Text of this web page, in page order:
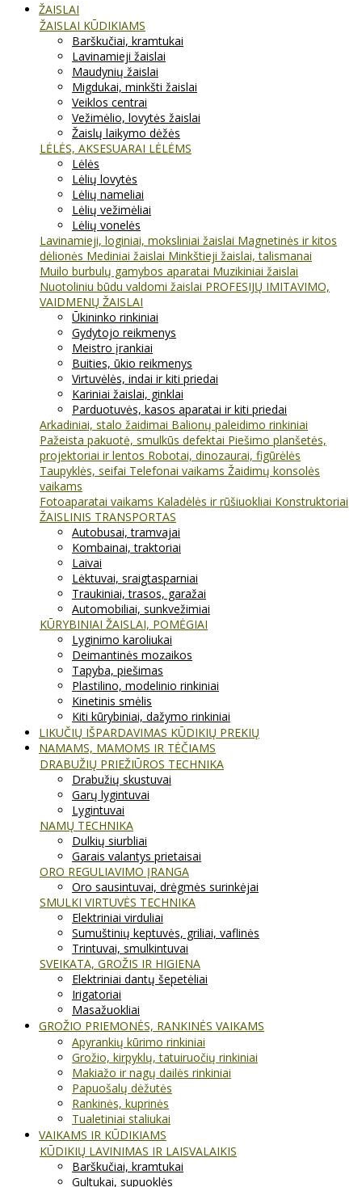
ŽAISLAI
ŽAISLAI KŪDIKIAMS
Barškučiai, kramtukai
Lavinamieji žaislai
Maudynių žaislai
Migdukai, minkšti žaislai
Veiklos centrai
Vežimėlio, lovytės žaislai
Žaislų laikymo dėžės
LĖLĖS, AKSESUARAI LĖLĖMS
Lėlės
Lėlių lovytės
Lėlių nameliai
Lėlių vežimėliai
Lėlių vonelės
Lavinamieji, loginiai, moksliniai žaislai Magnetinės ir kitos
dėlionės Mediniai žaislai Minkštieji žaislai, talismanai
Muilo burbulų gamybos aparatai Muzikiniai žaislai
Nuotoliniu būdu valdomi žaislai PROFESIJŲ IMITAVIMO,
VAIDMENŲ ŽAISLAI
Ūkininko rinkiniai
Gydytojo reikmenys
Meistro įrankiai
Buities, ūkio reikmenys
Virtuvėlės, indai ir kiti priedai
Kariniai žaislai, ginklai
Parduotuvės, kasos aparatai ir kiti priedai
Arkadiniai, stalo žaidimai Balionų paleidimo rinkiniai
Pažeista pakuotė, smulkūs defektai Piešimo planšetės,
projektoriai ir lentos Robotai, dinozaurai, figūrėlės
Taupyklės, seifai Telefonai vaikams Žaidimų konsolės
vaikams
Fotoaparatai vaikams Kaladėlės ir rūšiuokliai Konstruktoriai
ŽAISLINIS TRANSPORTAS
Autobusai, tramvajai
Kombainai, traktoriai
Laivai
Lėktuvai, sraigtasparniai
Traukiniai, trasos, garažai
Automobiliai, sunkvežimiai
KŪRYBINIAI ŽAISLAI, POMĖGIAI
Lyginimo karoliukai
Deimantinės mozaikos
Tapyba, piešimas
Plastilino, modelinio rinkiniai
Kinetinis smėlis
Kiti kūrybiniai, dažymo rinkiniai
LIKUČIŲ IŠPARDAVIMAS KŪDIKIŲ PREKIŲ
NAMAMS, MAMOMS IR TĖČIAMS
DRABUŽIŲ PRIEŽIŪROS TECHNIKA
Drabužių skustuvai
Garų lygintuvai
Lygintuvai
NAMŲ TECHNIKA
Dulkių siurbliai
Garais valantys prietaisai
ORO REGULIAVIMO ĮRANGA
Oro sausintuvai, drėgmės surinkėjai
SMULKI VIRTUVĖS TECHNIKA
Elektriniai virduliai
Sumuštinių keptuvės, griliai, vaflinės
Trintuvai, smulkintuvai
SVEIKATA, GROŽIS IR HIGIENA
Elektriniai dantų šepetėliai
Irigatoriai
Masažuokliai
GROŽIO PRIEMONĖS, RANKINĖS VAIKAMS
Apyrankių kūrimo rinkiniai
Grožio, kirpyklų, tatuiruočių rinkiniai
Makiažo ir nagų dailės rinkiniai
Papuošalų dėžutės
Rankinės, kuprinės
Tualetiniai staliukai
VAIKAMS IR KŪDIKIAMS
KŪDIKIŲ LAVINIMAS IR LAISVALAIKIS
Barškučiai, kramtukai
Gultukai, supuoklės